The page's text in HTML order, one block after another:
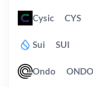
Cysic CYS
Sui SUI
Ondo ONDO